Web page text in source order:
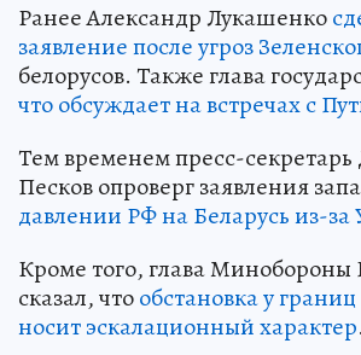
Ранее Александр Лукашенко
заявление после угроз
белорусов. Также глава
что обсуждает на встречах с
Тем временем пресс-
Песков опроверг заявления
давлении РФ на Беларусь из-
Кроме того, глава
сказал, чтообстановка у
носит эскалационный характер.